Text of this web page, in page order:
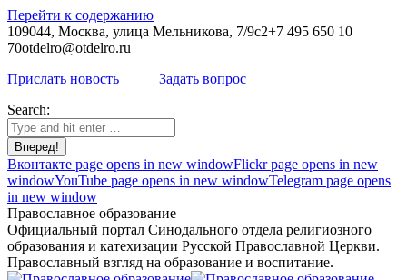
Перейти к содержанию
109044, Москва, улица Мельникова, 7/9с2+7 495 650 10
70otdelro@otdelro.ru
Прислать новость
Задать вопрос
Search:
Вконтакте page opens in new windowFlickr page opens in new
windowYouTube page opens in new windowTelegram page opens
in new window
Православное образование
Официальный портал Синодального отдела религиозного
образования и катехизации Русской Православной Церкви.
Православный взгляд на образование и воспитание.